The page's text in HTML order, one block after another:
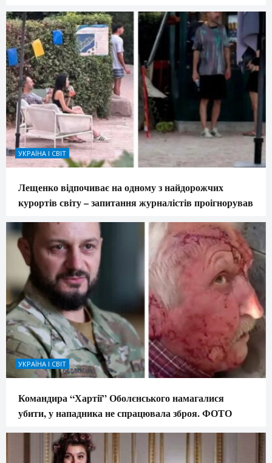
УКРАЇНА І СВІТ
Лещенко відпочиває на одному з найдорожчих
курортів світу – запитання журналістів проігнорував
УКРАЇНА І СВІТ
Командира “Хартії” Оболєнського намагалися
убити, у нападника не спрацювала зброя. ФОТО